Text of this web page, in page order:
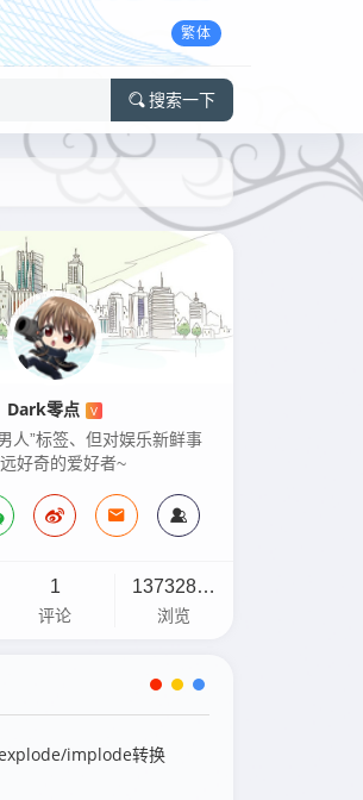
繁体
搜索一下
Dark零点 V
人”标签、但对娱乐新鲜事
好奇的爱好者~
1
评论
13732898
浏览
implode转换